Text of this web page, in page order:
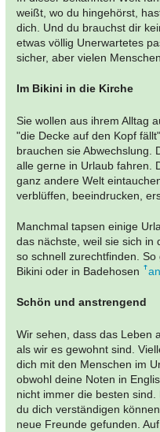
weißt, wo du hingehörst,
dich. Und du brauchst dir
etwas völlig Unerwartetes
sicher, aber vielen
Im Bikini in die Kirche
Sie wollen aus ihrem Alltag
"die Decke auf den Kopf
brauchen sie Abwechslung.
alle gerne in Urlaub fahren.
ganz andere Welt
verblüffen, beeindrucken,
Manchmal tapsen einige
das nächste, weil sie sich in
so schnell zurechtfinden.
Bikini oder in Badehosen
Schön und anstrengend
Wir sehen, dass das Leben
als wir es gewohnt sind.
dich mit den Menschen im
obwohl deine Noten in
nicht immer die besten
du dich verständigen
neue Freunde gefunden.